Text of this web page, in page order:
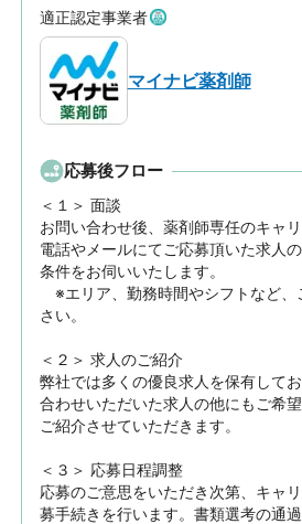
適正認定事業者
マイナビ薬剤師
応募後フロー
＜１＞ 面談
お問い合わせ後、薬剤師専任のキャ
電話やメールにてご応募頂いた求人
条件をお伺いいたします。
※エリア、勤務時間やシフトなど、
さい。
＜２＞ 求人のご紹介
弊社では多くの優良求人を保有して
合わせいただいた求人の他にもご希
ご紹介させていただきます。
＜３＞ 応募日程調整
応募のご意思をいただき次第、キャ
募手続きを行います。書類選考の通過